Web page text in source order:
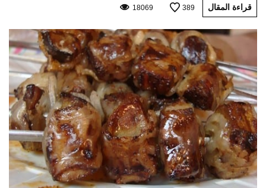
قراءة المقال 389
18069